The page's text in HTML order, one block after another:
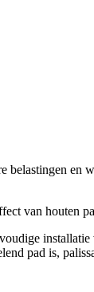
en
van houten
pad is,